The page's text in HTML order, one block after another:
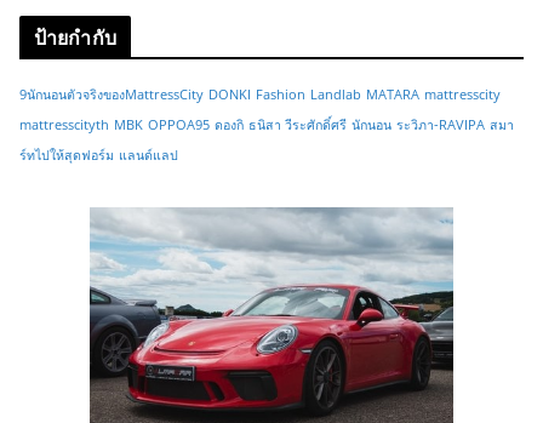
ป้ายกำกับ
9นักนอนตัวจริงของMattressCity DONKI Fashion Landlab MATARA mattresscity
mattresscityth MBK OPPOA95 ดองกิ ธนิสา วีระศักดิ์ศรี นักนอน ระวิภา-RAVIPA สมา
ร์ทไปให้สุดฟอร์ม แลนด์แลป